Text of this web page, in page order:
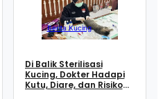
Berita Kucing
Di Balik Sterilisasi
Kucing, Dokter Hadapi
Kutu, Diare, dan Risiko